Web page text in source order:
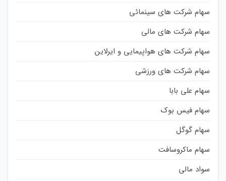
سهام شرکت های سینمائی
سهام شرکت های مالی
سهام شرکت های هواپیمایی و ایرلاین
سهام شرکت های ورزشی
سهام علی بابا
سهام فیس بوک
سهام گوگل
سهام ماکروسافت
سواد مالی